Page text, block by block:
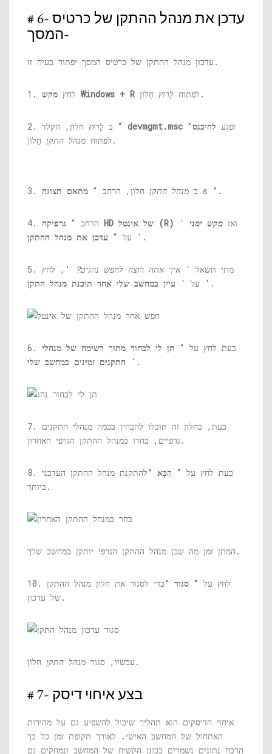
# 6- עדכן את מנהל ההתקן של כרטיס
המסך-
עדכון מנהל ההתקן של כרטיס המסך יפתור בעיה זו.
1. לחץ מקש Windows + R לפתוח לָרוּץ חַלוֹן.
2. ב לָרוּץ חלון, הקלד “ devmgmt.msc ”ופגע להיכנס
לפתוח מנהל התקן חַלוֹן.
3. ב מנהל התקן חלון, הרחב “ מתאם תצוגה s ”.
4. הרחב “ גרפיקה HD של אינטל (R) ' ואז מקש ימני
על “ עדכן את מנהל ההתקן '.
5. מתי תשאל 'איך אתה רוצה לחפש נהגים?
', לחץ
על ' עיין במחשב שלי אחר תוכנת מנהל התקן '.
6. כעת לחץ על “ תן לי לבחור מתוך רשימה של מנהלי
התקנים זמינים במחשב שלי '.
7. כעת, בחלון זה תוכלו להבחין בכמה מנהלי התקנים
גרפיים, בחרו במנהל ההתקן הגרפי האחרון.
8. כעת לחץ על “ הַבָּא ”להתקנת מנהל ההתקן העדכני
ביותר.
המתן זמן מה שכן מנהל ההתקן הגרפי יותקן במחשב שלך.
10. לחץ על “ סגור ”כדי לסגור את חלון מנהל ההתקן
של עדכון.
עכשיו, סגור מנהל התקן חַלוֹן.
# 7- בצע איחוי דיסק
איחוי הדיסקים הוא תהליך שיכול להשפיע גם על מהירות
האתחול של המחשב האישי. לאורך תקופת זמן כל כך
הרבה נתונים נשמרים בכונן הקשיח של המחשב ונמחקים גם